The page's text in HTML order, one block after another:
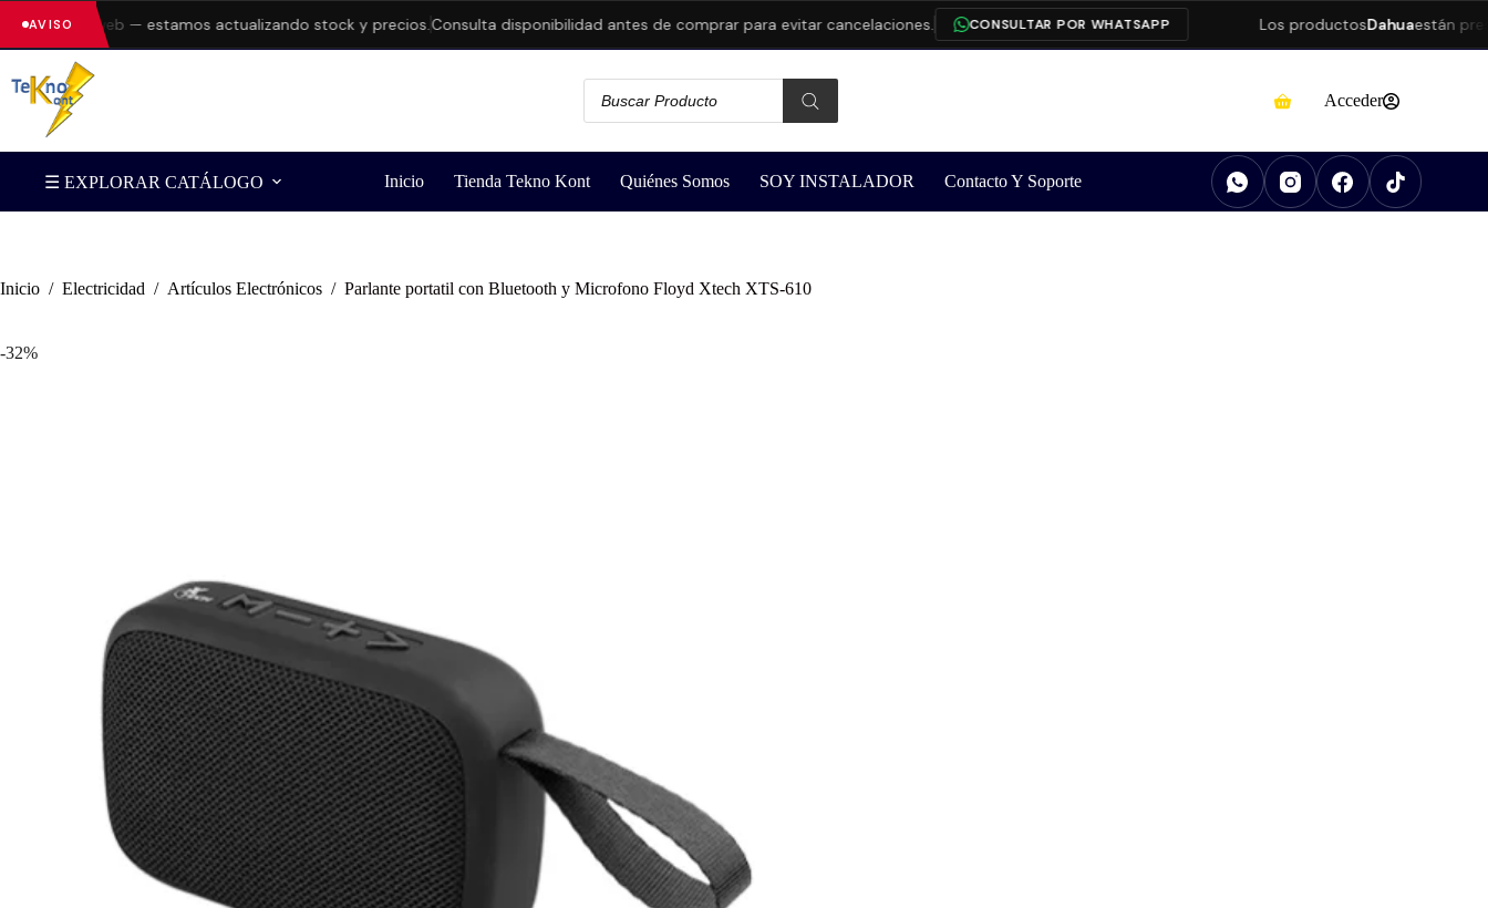
AVISO
en la web — estamos actualizando stock y precios.Consulta disponibilidad antes de comprar para evitar cancelaciones. CONSULTAR POR WHATSAPP Los productosDahuaestán
Acceder
☰ EXPLORAR CATÁLOGO Inicio Tienda Tekno Kont Quiénes Somos SOY INSTALADOR Contacto Y Soporte
Inicio / Electricidad / Artículos Electrónicos / Parlante portatil con Bluetooth y Microfono Floyd Xtech XTS-610
-32%